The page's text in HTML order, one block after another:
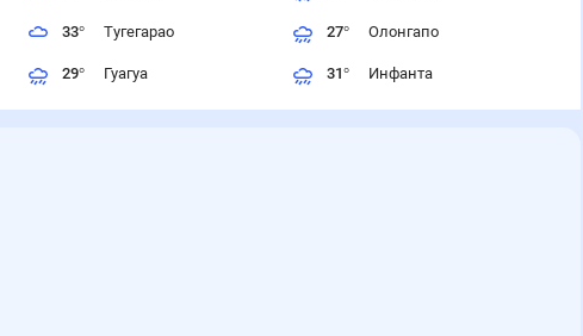
33° Тугегарао
29° Гуагуа
27° Олонгапо
31° Инфанта